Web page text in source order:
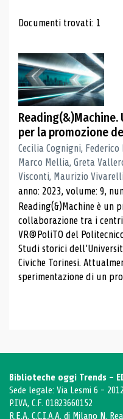
Risultati di
Documenti trovati: 1
per la promozione
Cecilia Cognigni,
Marco Mellia, Greta
Visconti, Maurizio Vivarelli
anno: 2023, volume: 9,
Reading(&)Machine è un
collaborazione tra i
VR@PoliTO del
Studi storici
Civiche Torinesi.
sperimentazione di un
Biblioteche oggi Trends -
Sede legale: Via Lesmi 6 -
P.IVA, C.F. 01823660152
R.E.A. C.C.I.A.A. di Milano N.